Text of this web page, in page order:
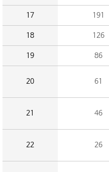
17 191
18 126
19 86
20 61
21 46
22 26